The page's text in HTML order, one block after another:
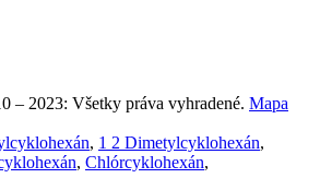
– 2023: Všetky práva vyhradené. Mapa
, 1 2 Dimetylcyklohexán,
, Chlórcyklohexán,